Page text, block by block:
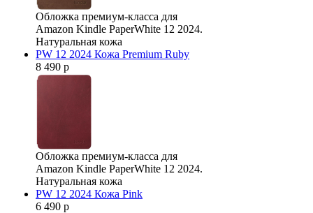
Обложка премиум-класса для
Amazon Kindle PaperWhite 12 2024.
Натуральная кожа
PW 12 2024 Кожа Premium Ruby
8 490 р
Обложка премиум-класса для
Amazon Kindle PaperWhite 12 2024.
Натуральная кожа
PW 12 2024 Кожа Pink
6 490 р